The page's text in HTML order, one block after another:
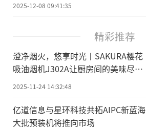
2025-12-08 09:41:35
精彩推荐
澄净烟火，悠享时光丨SAKURA樱花
吸油烟机J302A让厨房间的美味尽情
2025-11-24 14:32:48
亿道信息与星环科技共拓AIPC新蓝海
大批预装机将推向市场